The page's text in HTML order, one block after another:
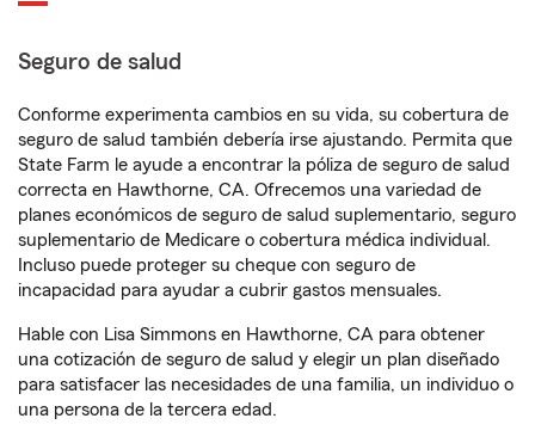
Seguro de salud
Conforme experimenta cambios en su vida, su cobertura de
seguro de salud también debería irse ajustando. Permita que
State Farm le ayude a encontrar la póliza de seguro de salud
correcta en Hawthorne, CA. Ofrecemos una variedad de
planes económicos de seguro de salud suplementario, seguro
suplementario de Medicare o cobertura médica individual.
Incluso puede proteger su cheque con seguro de
incapacidad para ayudar a cubrir gastos mensuales.
Hable con Lisa Simmons en Hawthorne, CA para obtener
una cotización de seguro de salud y elegir un plan diseñado
para satisfacer las necesidades de una familia, un individuo o
una persona de la tercera edad.